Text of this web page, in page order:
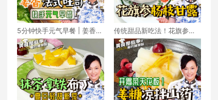
5分钟快手元气早餐 | 姜香法
式吐司
传统甜品新吃法！花旗参版
杨枝甘露清爽又养生